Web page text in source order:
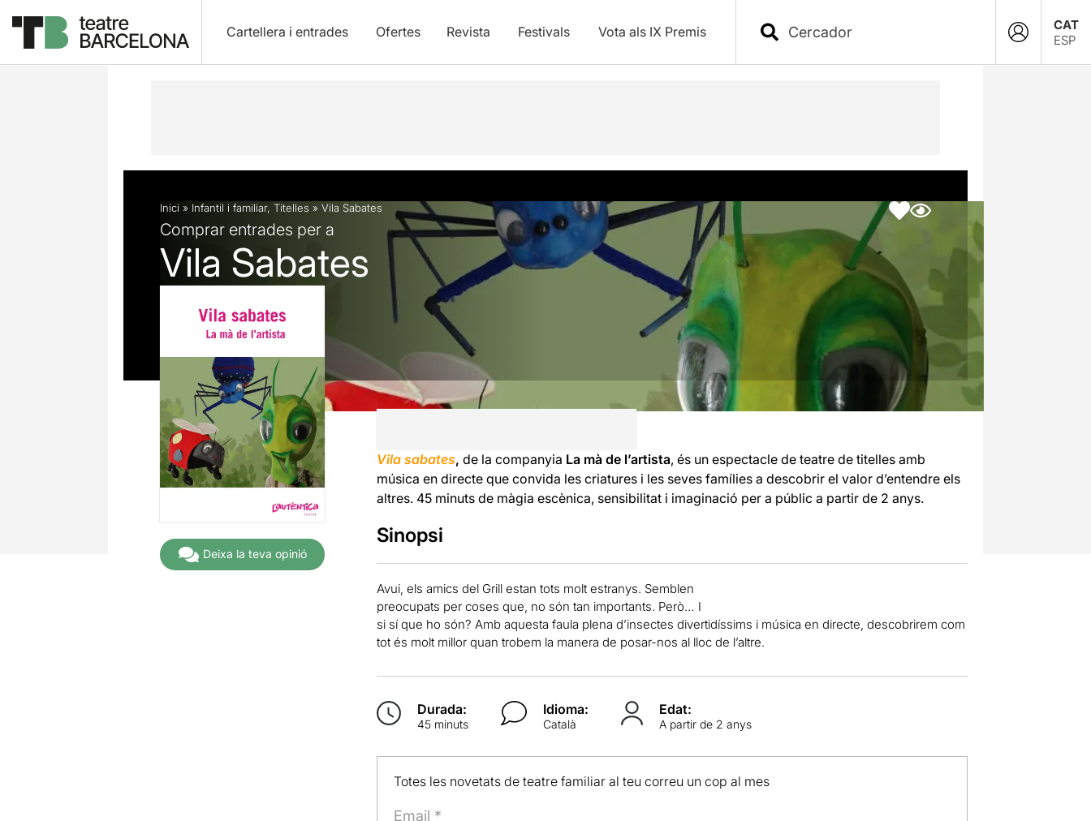
Cartellera i entrades Ofertes Revista Festivals Vota als IX Premis
CAT
ESP
Descripció Fitxa artística
Inici » Infantil i familiar, Titelles » Vila Sabates
Comprar entrades per a
Vila Sabates
Deixa la teva opinió
Vila sabates, de la companyia La mà de l’artista, és un espectacle de teatre de titelles amb
música en directe que convida les criatures i les seves famílies a descobrir el valor d’entendre els
altres. 45 minuts de màgia escènica, sensibilitat i imaginació per a públic a partir de 2 anys.
Sinopsi
Avui, els amics del Grill estan tots molt estranys. Semblen
preocupats per coses que, no són tan importants. Però… I
si sí que ho són? Amb aquesta faula plena d’insectes divertidíssims i música en directe, descobrirem com
tot és molt millor quan trobem la manera de posar-nos al lloc de l’altre.
Durada:
45 minuts
Idioma:
Català
Edat:
A partir de 2 anys
Totes les novetats de teatre familiar al teu correu un cop al mes